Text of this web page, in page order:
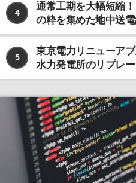
4
通常工期を大幅短縮
の粋を集めた地中送
5
東京電力リニューア
水力発電所のリプレ